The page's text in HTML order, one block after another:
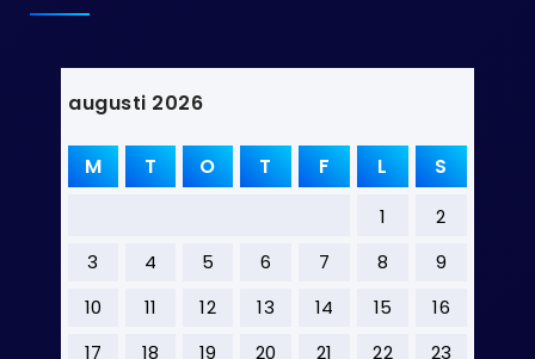
augusti 2026
M T O T F L S
1
2
3
4 5 6 7 8
9
10
11 12 13 14 15
16
17
18 19 20 21 22
23